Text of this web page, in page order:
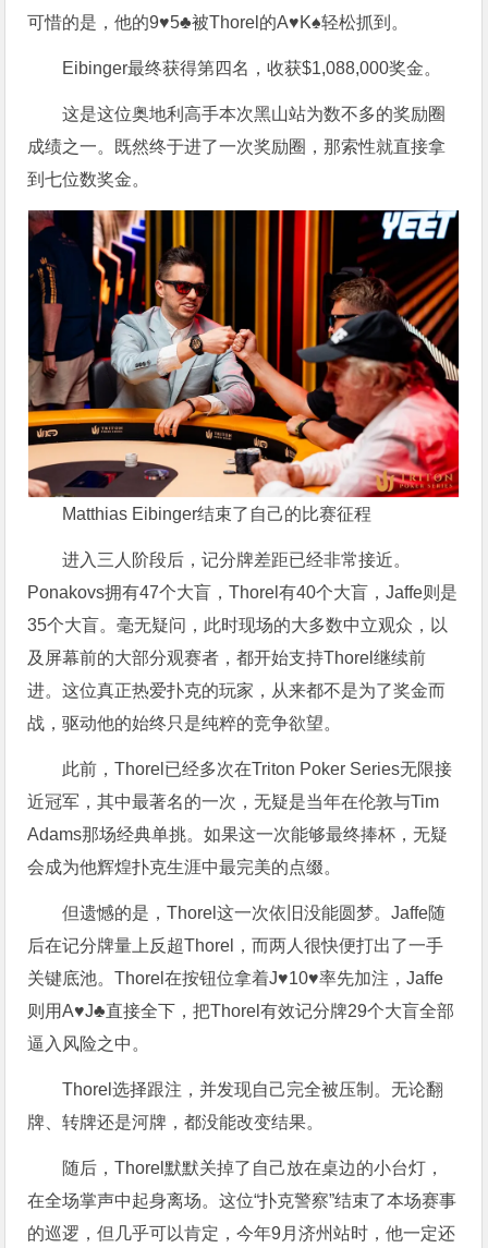
可惜的是，他的9♥5♣被Thorel的A♥K♠轻松抓到。
Eibinger最终获得第四名，收获$1,088,000奖金。
这是这位奥地利高手本次黑山站为数不多的奖励圈
成绩之一。既然终于进了一次奖励圈，那索性就直接拿
到七位数奖金。
Matthias Eibinger结束了自己的比赛征程
进入三人阶段后，记分牌差距已经非常接近。
Ponakovs拥有47个大盲，Thorel有40个大盲，Jaffe则是
35个大盲。毫无疑问，此时现场的大多数中立观众，以
及屏幕前的大部分观赛者，都开始支持Thorel继续前
进。这位真正热爱扑克的玩家，从来都不是为了奖金而
战，驱动他的始终只是纯粹的竞争欲望。
此前，Thorel已经多次在Triton Poker Series无限接
近冠军，其中最著名的一次，无疑是当年在伦敦与Tim
Adams那场经典单挑。如果这一次能够最终捧杯，无疑
会成为他辉煌扑克生涯中最完美的点缀。
但遗憾的是，Thorel这一次依旧没能圆梦。Jaffe随
后在记分牌量上反超Thorel，而两人很快便打出了一手
关键底池。Thorel在按钮位拿着J♥10♥率先加注，Jaffe
则用A♥J♣直接全下，把Thorel有效记分牌29个大盲全部
逼入风险之中。
Thorel选择跟注，并发现自己完全被压制。无论翻
牌、转牌还是河牌，都没能改变结果。
随后，Thorel默默关掉了自己放在桌边的小台灯，
在全场掌声中起身离场。这位“扑克警察”结束了本场赛事
的巡逻，但几乎可以肯定，今年9月济州站时，他一定还